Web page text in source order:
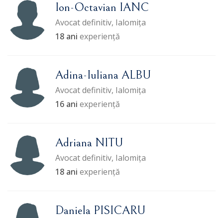
Ion-Octavian IANC
Avocat definitiv, Ialomița
18 ani experiență
Adina-Iuliana ALBU
Avocat definitiv, Ialomița
16 ani experiență
Adriana NITU
Avocat definitiv, Ialomița
18 ani experiență
Daniela PISICARU